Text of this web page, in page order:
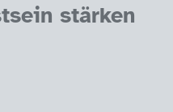
stärken